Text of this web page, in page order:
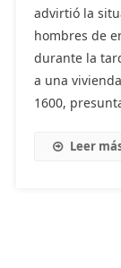
advirtió la
hombres de
durante la
a una
1600,
Leer